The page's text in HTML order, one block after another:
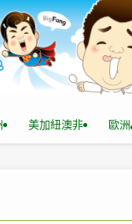
美加紐澳非 歐洲